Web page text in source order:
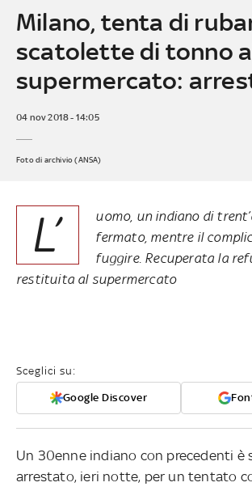
Milano, tenta di
scatolette di tonno
supermercato:
04 nov 2018 - 14:05
Foto di archivio (ANSA)
L’
uomo, un indiano di
fermato, mentre il
fuggire. Recuperata la
restituita al supermercato
Sceglici su:
Google Discover
Un 30enne indiano con precedenti è
arrestato, ieri notte, per un tentato